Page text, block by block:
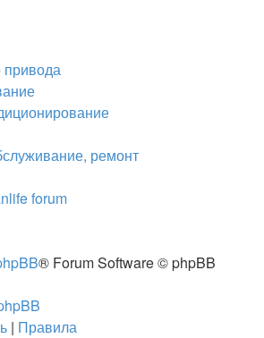
ремонт
forum
® Forum Software © phpBB
| Правила